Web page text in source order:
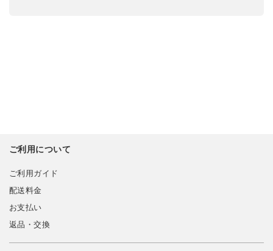
ご利用について
ご利用ガイド
配送料金
お支払い
返品・交換